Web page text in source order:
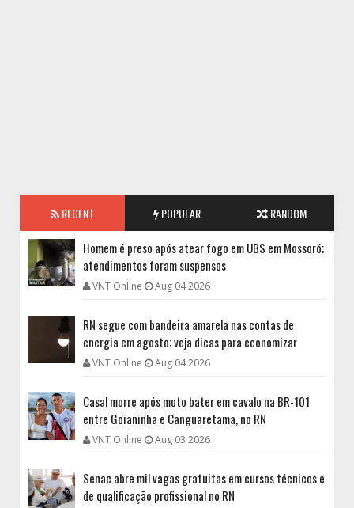
RECENT POPULAR RANDOM
Homem é preso após atear fogo em UBS em Mossoró;
atendimentos foram suspensos
VNT Online Aug 04 2026
RN segue com bandeira amarela nas contas de
energia em agosto; veja dicas para economizar
VNT Online Aug 04 2026
Casal morre após moto bater em cavalo na BR-101
entre Goianinha e Canguaretama, no RN
VNT Online Aug 03 2026
Senac abre mil vagas gratuitas em cursos técnicos e
de qualificação profissional no RN